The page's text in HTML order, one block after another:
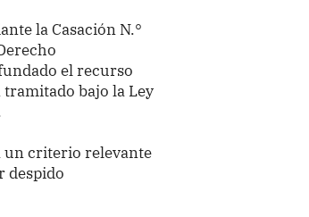
la Casación N.°
el recurso
bajo la Ley
un criterio relevante
despido